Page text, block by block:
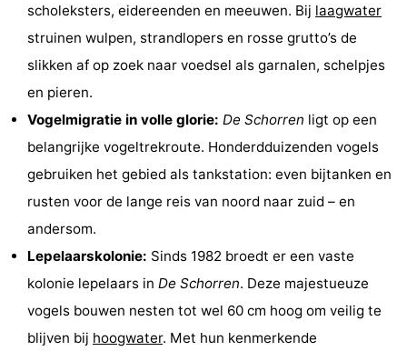
breakfasts)
Hotels
Vakantiehuizen
Eibernest
Hoogelandt
Beach
Park
Buytenveldt
-
Krim
EuroParcs
scholeksters, eidereenden en meeuwen. Bij laagwater
struinen wulpen, strandlopers en rosse grutto’s de
slikken af op zoek naar voedsel als garnalen, schelpjes
en pieren.
Vogelmigratie in volle glorie: De Schorren ligt op een
belangrijke vogeltrekroute. Honderdduizenden vogels
gebruiken het gebied als tankstation: even bijtanken en
rusten voor de lange reis van noord naar zuid – en
andersom.
Lepelaarskolonie: Sinds 1982 broedt er een vaste
kolonie lepelaars in De Schorren. Deze majestueuze
vogels bouwen nesten tot wel 60 cm hoog om veilig te
blijven bij hoogwater. Met hun kenmerkende